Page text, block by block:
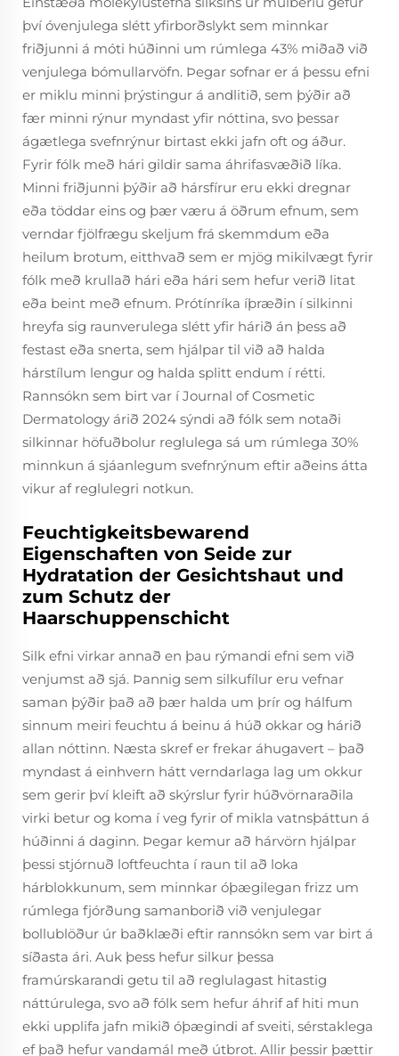
því óvenjulega slétt yfirborðslykt sem minnkar
friðjunni á móti húðinni um rúmlega 43% miðað við
venjulega bómullarvöfn. Þegar sofnar er á þessu efni
er miklu minni þrýstingur á andlitið, sem þýðir að
fær minni rýnur myndast yfir nóttina, svo þessar
ágætlega svefnrýnur birtast ekki jafn oft og áður.
Fyrir fólk með hári gildir sama áhrifasvæðið líka.
Minni friðjunni þýðir að hársfírur eru ekki dregnar
eða töddar eins og þær væru á öðrum efnum, sem
verndar fjölfrægu skeljum frá skemmdum eða
heilum brotum, eitthvað sem er mjög mikilvægt fyrir
fólk með krullað hári eða hári sem hefur verið litat
eða beint með efnum. Prótínríka íþræðin í silkinni
hreyfa sig raunverulega slétt yfir hárið án þess að
festast eða snerta, sem hjálpar til við að halda
hárstílum lengur og halda splitt endum í rétti.
Rannsókn sem birt var í Journal of Cosmetic
Dermatology árið 2024 sýndi að fólk sem notaði
silkinnar höfuðbolur reglulega sá um rúmlega 30%
minnkun á sjáanlegum svefnrýnum eftir aðeins átta
vikur af reglulegri notkun.
Feuchtigkeitsbewarend
Eigenschaften von Seide zur
Hydratation der Gesichtshaut und
zum Schutz der
Haarschuppenschicht
Silk efni virkar annað en þau rýmandi efni sem við
venjumst að sjá. Þannig sem silkufílur eru vefnar
saman þýðir það að þær halda um þrír og hálfum
sinnum meiri feuchtu á beinu á húð okkar og hárið
allan nóttinn. Næsta skref er frekar áhugavert – það
myndast á einhvern hátt verndarlaga lag um okkur
sem gerir því kleift að skýrslur fyrir húðvörnaraðila
virki betur og koma í veg fyrir of mikla vatnsþáttun á
húðinni á daginn. Þegar kemur að hárvörn hjálpar
þessi stjórnuð loftfeuchta í raun til að loka
hárblokkunum, sem minnkar óþægilegan frizz um
rúmlega fjórðung samanborið við venjulegar
bollublöður úr baðklæði eftir rannsókn sem var birt á
síðasta ári. Auk þess hefur silkur þessa
framúrskarandi getu til að reglulagast hitastig
náttúrulega, svo að fólk sem hefur áhrif af hiti mun
ekki upplifa jafn mikið óþægindi af sveiti, sérstaklega
ef það hefur vandamál með útbrot. Allir þessir þættir